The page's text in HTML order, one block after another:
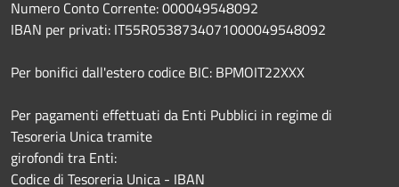
Numero Conto Corrente: 000049548092
IBAN per privati: IT55R0538734071000049548092
Per bonifici dall'estero codice BIC: BPMOIT22XXX
Per pagamenti effettuati da Enti Pubblici in regime di
Tesoreria Unica tramite
girofondi tra Enti:
Codice di Tesoreria Unica - IBAN